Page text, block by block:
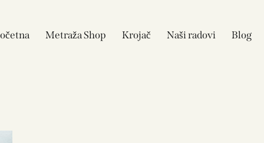
Metraža Shop Krojač Naši radovi Blog